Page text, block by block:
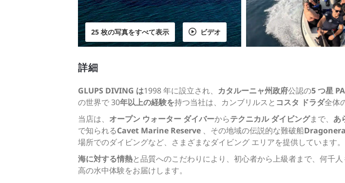
25 枚の写真をすべて表示 ビデオ
詳細
GLUPS DIVING は1998 年に設立され、 カタルーニャ州政府公認の5 つ星
の世界で 30年以上の経験を持つ当社は、カンブリルスと コスタ ドラダ全体
当店は、 オープン ウォーター ダイバーからテクニカル ダイビングまで、 あ
で知られるCavet Marine Reserve 、その地域の伝説的な難破船Dragonera
場所でのダイビングなど、さまざまなダイビング エリアを提供しています。
海に対する情熱と品質へのこだわりにより、初心者から上級者まで、何千
高の水中体験をお届けします。